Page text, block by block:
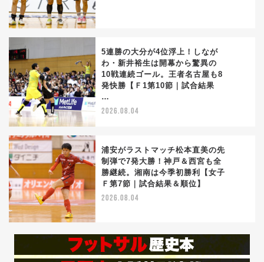
5連勝の大分が4位浮上！しなが
わ・新井裕生は開幕から驚異の
10戦連続ゴール。王者名古屋も8
発快勝【Ｆ1第10節｜試合結果
…
2026.08.04
浦安がラストマッチ松本直美の先
制弾で7発大勝！神戸＆西宮も全
勝継続。湘南は今季初勝利【女子
Ｆ第7節｜試合結果＆順位】
2026.08.04